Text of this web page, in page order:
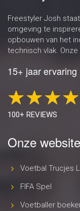
Freestyler Josh
omgeving te
opbouwen van het
technisch vlak.
15+ jaar ervaring
100+ REVIEWS
Onze
Voetbal Trucjes
FIFA Spel
Voetballer